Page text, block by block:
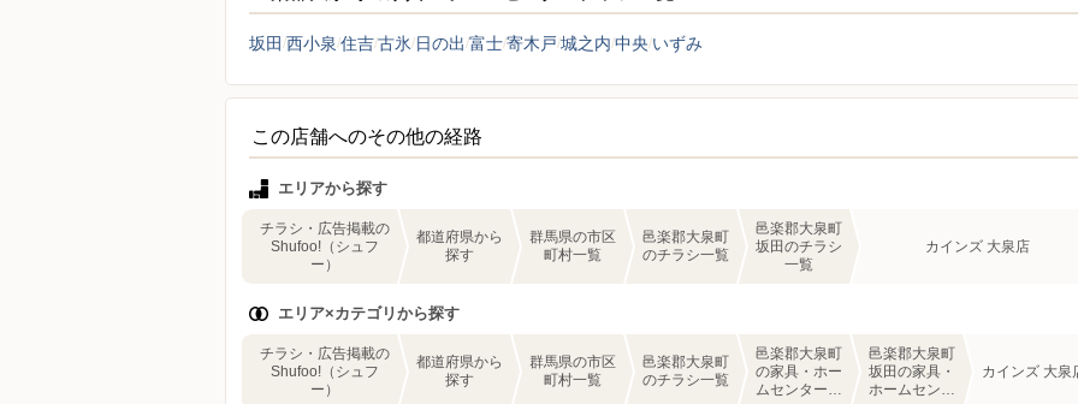
坂田 西小泉 住吉古氷 日の出 富士寄木戸 城之内 中央 いずみ
この店舗へのその他の経路
エリアから探す
チラシ・広告掲載の
Shufoo!（シュフ
ー）
都道府県から
探す
群馬県の市区
町村一覧
邑楽郡大泉町
のチラシ一覧
邑楽郡大泉町
坂田のチラシ
一覧
カインズ 大泉店
エリア×カテゴリから探す
チラシ・広告掲載の
Shufoo!（シュフ
ー）
都道府県から
探す
群馬県の市区
町村一覧
邑楽郡大泉町
のチラシ一覧
邑楽郡大泉町
の家具・ホー
ムセンターの
邑楽郡大泉町
坂田の家具・
ホームセンタ
カインズ 大泉